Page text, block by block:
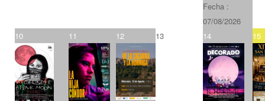
Fecha :
07/08/2026
10 11 12 13 14 15